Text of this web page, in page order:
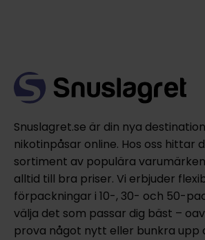
Snuslagret.se är din nya
nikotinpåsar online. Hos oss hittar
sortiment av populära
alltid till bra priser. Vi erbjuder
förpackningar i 10-, 30- och 50-
välja det som passar dig bäst –
prova något nytt eller bunkra upp